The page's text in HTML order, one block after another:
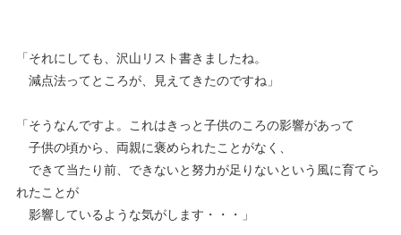
「それにしても、沢山リスト書きましたね。
減点法ってところが、見えてきたのですね」
「そうなんですよ。これはきっと子供のころの影響があって
子供の頃から、両親に褒められたことがなく、
できて当たり前、できないと努力が足りないという風に育てら
れたことが
影響しているような気がします・・・」